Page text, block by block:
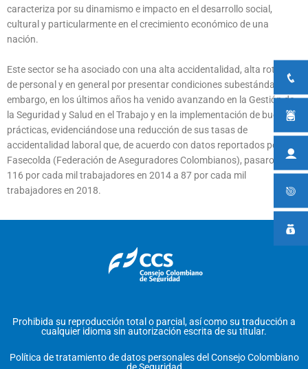
caracteriza por su dinamismo e impacto en el desarrollo social,
cultural y particularmente en el crecimiento económico de una
nación.
Este sector se ha asociado con una alta accidentalidad, alta rotación
de personal y en general por presentar condiciones subestándar. Sin
embargo, en los últimos años ha venido avanzando en la Gestión de
la Seguridad y Salud en el Trabajo y en la implementación de buenas
prácticas, evidenciándose una reducción de sus tasas de
accidentalidad laboral que, de acuerdo con datos reportados por
Fasecolda (Federación de Aseguradores Colombianos), pasaron de
116 por cada mil trabajadores en 2014 a 87 por cada mil
trabajadores en 2018.
Prohibida su reproducción total o parcial, así como su traducción a
cualquier idioma sin autorización escrita de su titular.
Política de tratamiento de datos personales del Consejo Colombiano